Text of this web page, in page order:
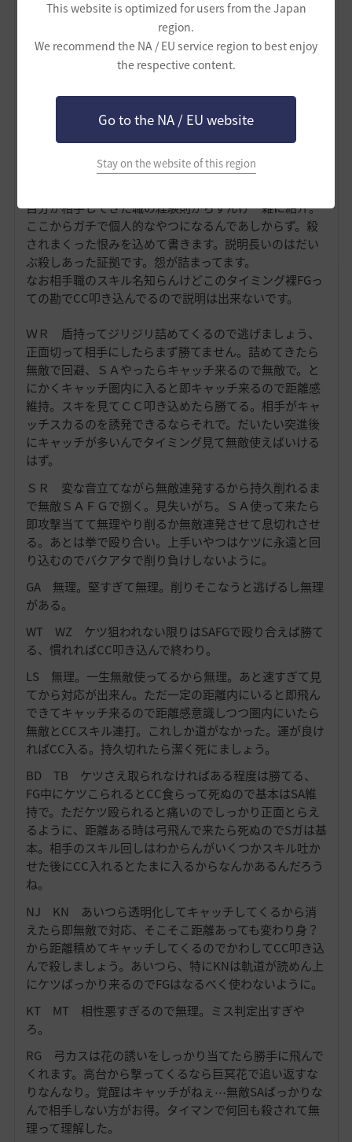
This website is optimized for users from the Japan
region.
We recommend the NA / EU service region to best enjoy
the respective content.
Go to the NA / EU website
Stay on the website of this region
自分が相手してきた職の経験則からすんげー雑に紹介。
ここからガチで個人的なやつになるんであしからず。殺
されまくった恨みを込めて書きます。説明長いのはだい
ぶ殺しあった証拠です。怨が詰まってます。
なお相手職のスキル名知らんけどこのタイミング裸FGっ
ての勘でCC叩き込んでるので説明は出来ないです。
ＷＲ 盾持ってジリジリ詰めてくるので逃げましょう、
正面切って相手にしたらまず勝てません。詰めてきたら
無敵で回避、ＳＡやったらキャッチ来るので無敵で。と
にかくキャッチ圏内に入ると即キャッチ来るので距離感
維持。スキを見てＣＣ叩き込めたら勝てる。相手がキャ
ッチスカるのを誘発できるならそれで。だいたい突進後
にキャッチが多いんでタイミング見て無敵使えばいける
はず。
ＳＲ 変な音立てながら無敵連発するから持久削れるま
で無敵ＳＡＦＧで捌く。見失いがち。ＳＡ使って来たら
即攻撃当てて無理やり削るか無敵連発させて息切れさせ
る。あとは拳で殴り合い。上手いやつはケツに永遠と回
り込むのでバクアタで削り負けしないように。
GA 無理。堅すぎて無理。削りそこなうと逃げるし無理
がある。
WT WZ ケツ狙われない限りはSAFGで殴り合えば勝て
る、慣れればCC叩き込んで終わり。
LS 無理。一生無敵使ってるから無理。あと速すぎて見
てから対応が出来ん。ただ一定の距離内にいると即飛ん
できてキャッチ来るので距離感意識しつつ圏内にいたら
無敵とCCスキル連打。これしか道がなかった。運が良け
ればCC入る。持久切れたら潔く死にましょう。
BD TB ケツさえ取られなければある程度は勝てる、
FG中にケツこられるとCC食らって死ぬので基本はSA維
持で。ただケツ殴られると痛いのでしっかり正面とらえ
るように、距離ある時は弓飛んで来たら死ぬのでSガは基
本。相手のスキル回しはわからんがいくつかスキル吐か
せた後にCC入れるとたまに入るからなんかあるんだろう
ね。
NJ KN あいつら透明化してキャッチしてくるから消
えたら即無敵で対応、そこそこ距離あっても変わり身？
から距離積めてキャッチしてくるのでかわしてCC叩き込
んで殺しましょう。あいつら、特にKNは軌道が読めん上
にケツばっかり来るのでFGはなるべく使わないように。
KT MT 相性悪すぎるので無理。ミス判定出すぎや
ろ。
RG 弓カスは花の誘いをしっかり当てたら勝手に飛んで
くれます。高台から撃ってくるなら巨冥花で追い返すな
りなんなり。覚醒はキャッチがねぇ⋯無敵SAばっかりな
んで相手しない方がお得。タイマンで何回も殺されて無
理って理解した。